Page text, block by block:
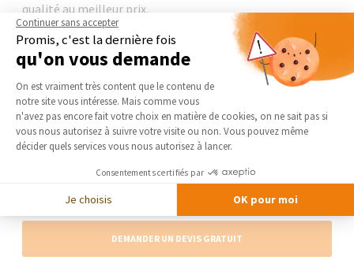
qualité au meilleur prix.
Vous souhaitezrénover votre maison ? Vous voulez
ajouter
de la surface
à votre logement ? Contactez sans plus attendre
La Maison Des Travaux de Brie-Comte-Robertpour réaliser
vos travaux et être accompagné tout au long de votre projet.
Découvrez nos entrepreneurs partenaires qui mettent leur
savoir-faire au service de votre projet en Seine-et-Marne
(Tournan-en-Brie 77220, Gretz-Armainvilliers 77220, Fontenay-
Trésigny 77610, Rozay-en-Brie 77540...) :architecte 77, bureau
d’étude 77, maçon 77, plaquiste 77, menuisier 77, charpentier 77,
couvreur 77, électricien 77, plombier 77, chauffagiste 77, cuisiniste
77, peintre intérieur 77, décorateur intérieur 77, carreleur 77,
façadier 77
DEMANDER UN DEVIS GRATUIT
Continuer sans accepter
Promis, c'est la dernière fois
qu'on vous demande
Plateforme de Gestion du
On est vraiment très content que le contenu de
notre site vous intéresse. Mais comme vous
n'avez pas encore fait votre choix en matière de cookies, on ne sait pas si
vous nous autorisez à suivre votre visite ou non. Vous pouvez même
décider quels services vous nous autorisez à lancer.
Consentements certifiés par
Je choisis OK pour moi
Axeptio consent